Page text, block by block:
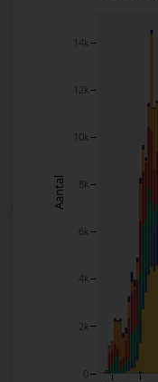
0
2k
4k
6k
8k
10k
12k
14k
Aantal